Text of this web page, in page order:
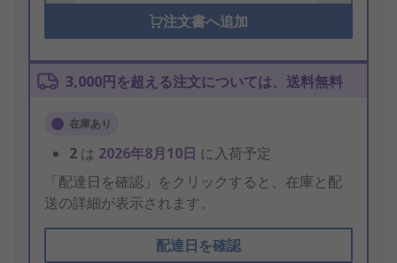
注文書へ追加
3,000円を超える注文については、送料無料
在庫あり
2 は 2026年8月10日 に入荷予定
「配達日を確認」をクリックすると、在庫と配
送の詳細が表示されます。
配達日を確認